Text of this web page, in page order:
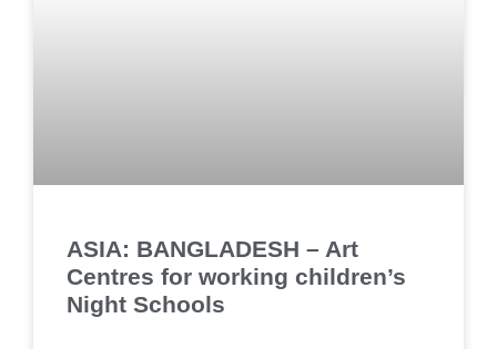
ASIA: BANGLADESH – Art
Centres for working children’s
Night Schools